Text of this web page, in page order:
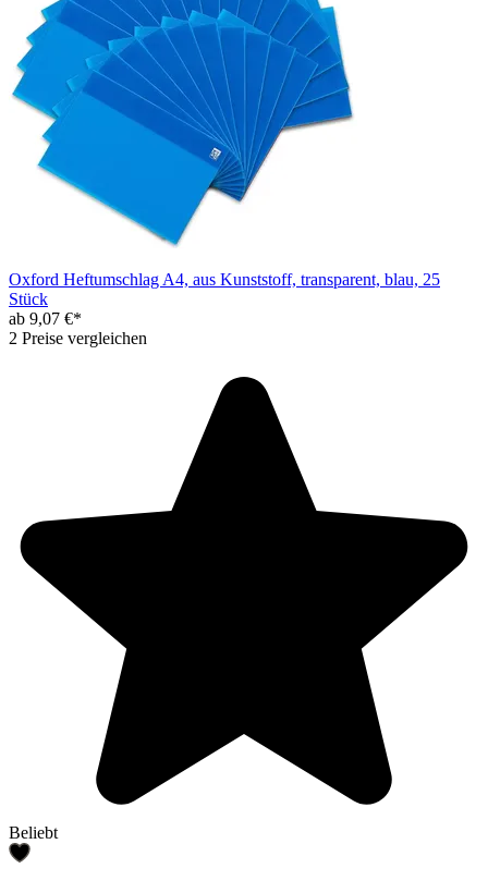
Oxford Heftumschlag A4, aus Kunststoff, transparent, blau, 25
Stück
ab 9,07 €*
2 Preise vergleichen
Beliebt